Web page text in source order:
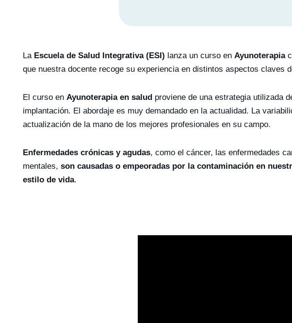
La Escuela de Salud Integrativa (ESI) lanza un curso en Ayunoterapia
que nuestra docente recoge su experiencia en distintos aspectos claves
El curso en Ayunoterapia en salud proviene de una estrategia utilizada
implantación. El abordaje es muy demandado en la actualidad. La
actualización de la mano de los mejores profesionales en su campo.
Enfermedades crónicas y agudas, como el cáncer, las enfermedades
mentales, son causadas o empeoradas por la contaminación en
estilo de vida.